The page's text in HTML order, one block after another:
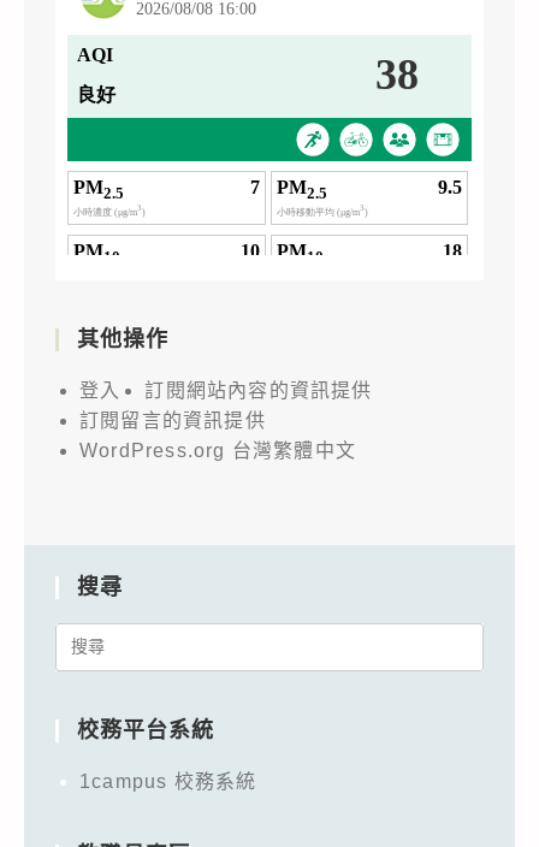
其他操作
登入
訂閱網站內容的資訊提供
訂閱留言的資訊提供
WordPress.org 台灣繁體中文
搜尋
Search
校務平台系統
1campus 校務系統